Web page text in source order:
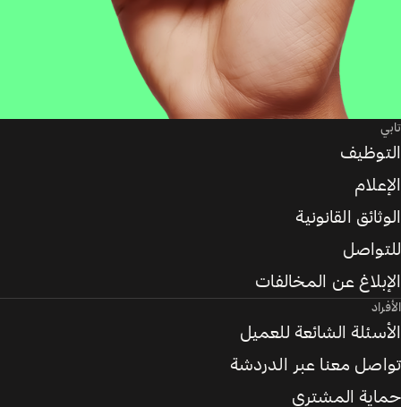
تابي
التوظيف
الإعلام
الوثائق القانونية
للتواصل
الإبلاغ عن المخالفات
الأفراد
الأسئلة الشائعة للعميل
تواصل معنا عبر الدردشة
حماية المشتري